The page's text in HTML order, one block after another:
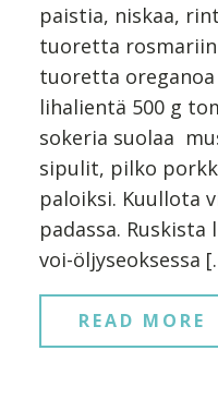
paistia, niskaa,
tuoretta
tuoretta
lihalientä 500 g
sokeria suolaa
sipulit, pilko
paloiksi. Kuullota
padassa.
voi-öljyseoksessa
READ MORE